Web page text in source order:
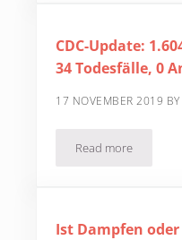
CDC-Update:
34 Todesfälle, 0
17 NOVEMBER 2019 BY
Read moreCDC-Update:
Ist Dampfen